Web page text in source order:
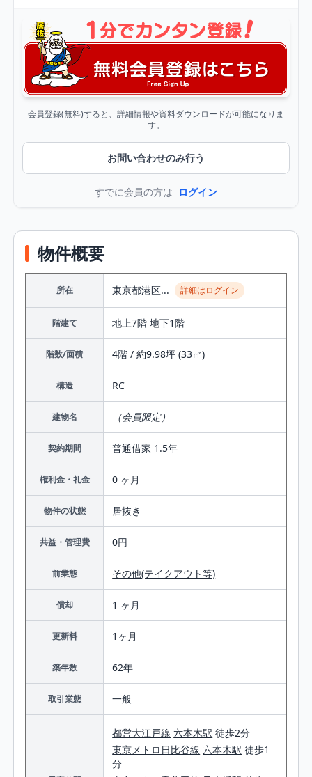
会員登録(無料)すると、詳細情報や資料ダウンロードが可能になりま
す。
お問い合わせのみ行う
すでに会員の方は ログイン
物件概要
所在 東京都港区... 詳細はログイン
階建て 地上7階 地下1階
階数/面積 4階 / 約9.98坪 (33㎡)
構造 RC
建物名 （会員限定）
契約期間 普通借家 1.5年
権利金・礼金 0 ヶ月
物件の状態 居抜き
共益・管理費 0円
前業態 その他(テイクアウト等)
償却 1 ヶ月
更新料 1ヶ月
築年数 62年
取引業態 一般
都営大江戸線 六本木駅 徒歩2分
東京メトロ日比谷線 六本木駅 徒歩1
分